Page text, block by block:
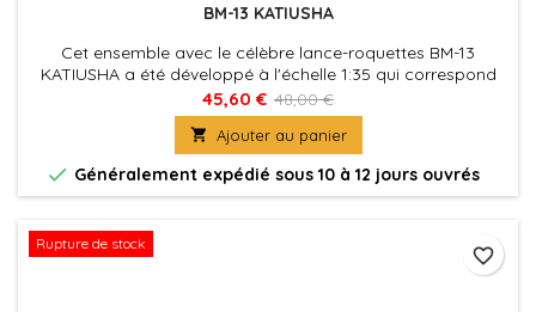
BM-13 KATIUSHA
Cet ensemble avec le célèbre lance-roquettes BM-13
KATIUSHA a été développé à l'échelle 1:35 qui correspond
aux figurines COBI et se compose de 440 briques de
construction.
45,60 € 48,00 €
 Ajouter au panier
 Généralement expédié sous 10 à 12 jours ouvrés
Rupture de stock
favorite_border